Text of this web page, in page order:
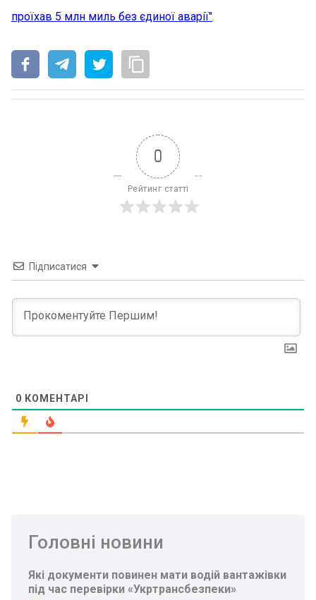
проїхав 5 млн миль без єдиної аварії".
0
Рейтинг статті
Підписатися
0 КОМЕНТАРІ
Головні новини
Які документи повинен мати водій вантажівки
під час перевірки «Укртрансбезпеки»